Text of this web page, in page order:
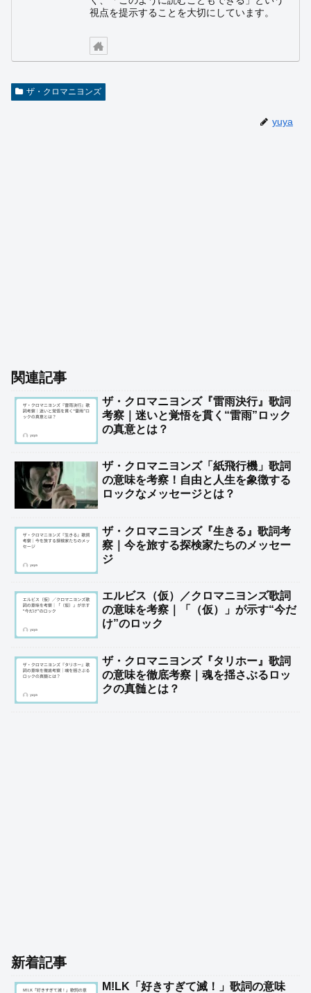
視点を提示することを大切にしています。
ザ・クロマニヨンズ
yuya
関連記事
ザ・クロマニヨンズ『雷雨決行』歌詞
考察｜迷いと覚悟を貫く“雷雨”ロック
の真意とは？
ザ・クロマニヨンズ「紙飛行機」歌詞
の意味を考察！自由と人生を象徴する
ロックなメッセージとは？
ザ・クロマニヨンズ『生きる』歌詞考
察｜今を旅する探検家たちのメッセー
ジ
エルビス（仮）／クロマニヨンズ歌詞
の意味を考察｜「（仮）」が示す“今だ
け”のロック
ザ・クロマニヨンズ『タリホー』歌詞
の意味を徹底考察｜魂を揺さぶるロッ
クの真髄とは？
新着記事
M!LK「好きすぎて滅！」歌詞の意味